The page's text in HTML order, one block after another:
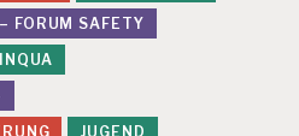
– FORUM SAFETY
INQUA
JUGEND